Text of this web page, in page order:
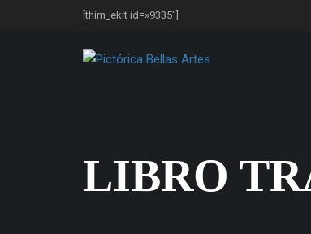
[thim_ekit id=»9335″]
LIBRO